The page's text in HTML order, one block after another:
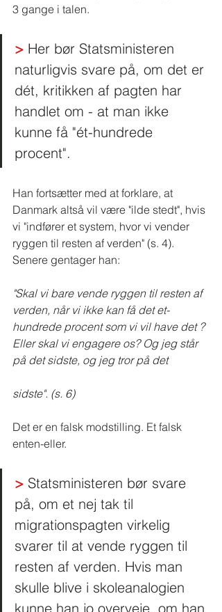
3 gange i talen.
> Her bør Statsministeren
naturligvis svare på, om det er
dét, kritikken af pagten har
handlet om - at man ikke
kunne få "ét-hundrede
procent".
Han fortsætter med at forklare, at
Danmark altså vil være "ilde stedt", hvis
vi "indfører et system, hvor vi vender
ryggen til resten af verden" (s. 4).
Senere gentager han:
"Skal vi bare vende ryggen til resten af
verden, når vi ikke kan få det et-
hundrede procent som vi vil have det ?
Eller skal vi engagere os? Og jeg står
på det sidste, og jeg tror på det
sidste". (s. 6)
Det er en falsk modstilling. Et falsk
enten-eller.
> Statsministeren bør svare
på, om et nej tak til
migrationspagten virkelig
svarer til at vende ryggen til
resten af verden. Hvis man
skulle blive i skoleanalogien
kunne han jo overveje, om han